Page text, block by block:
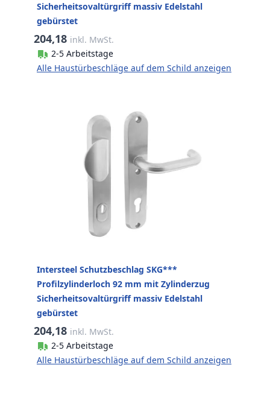
Sicherheitsovaltürgriff massiv Edelstahl
gebürstet
204,18 inkl. MwSt.
2-5 Arbeitstage
Alle Haustürbeschläge auf dem Schild anzeigen
Intersteel Schutzbeschlag SKG***
Profilzylinderloch 92 mm mit Zylinderzug
Sicherheitsovaltürgriff massiv Edelstahl
gebürstet
204,18 inkl. MwSt.
2-5 Arbeitstage
Alle Haustürbeschläge auf dem Schild anzeigen